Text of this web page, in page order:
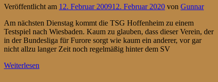
Veröffentlicht am 12. Februar 200912. Februar 2020 von Gunnar
Am nächsten Dienstag kommt die TSG Hoffenheim zu einem
Testspiel nach Wiesbaden. Kaum zu glauben, dass dieser Verein, der
in der Bundesliga für Furore sorgt wie kaum ein anderer, vor gar
nicht allzu langer Zeit noch regelmäßig hinter dem SV
Weiterlesen